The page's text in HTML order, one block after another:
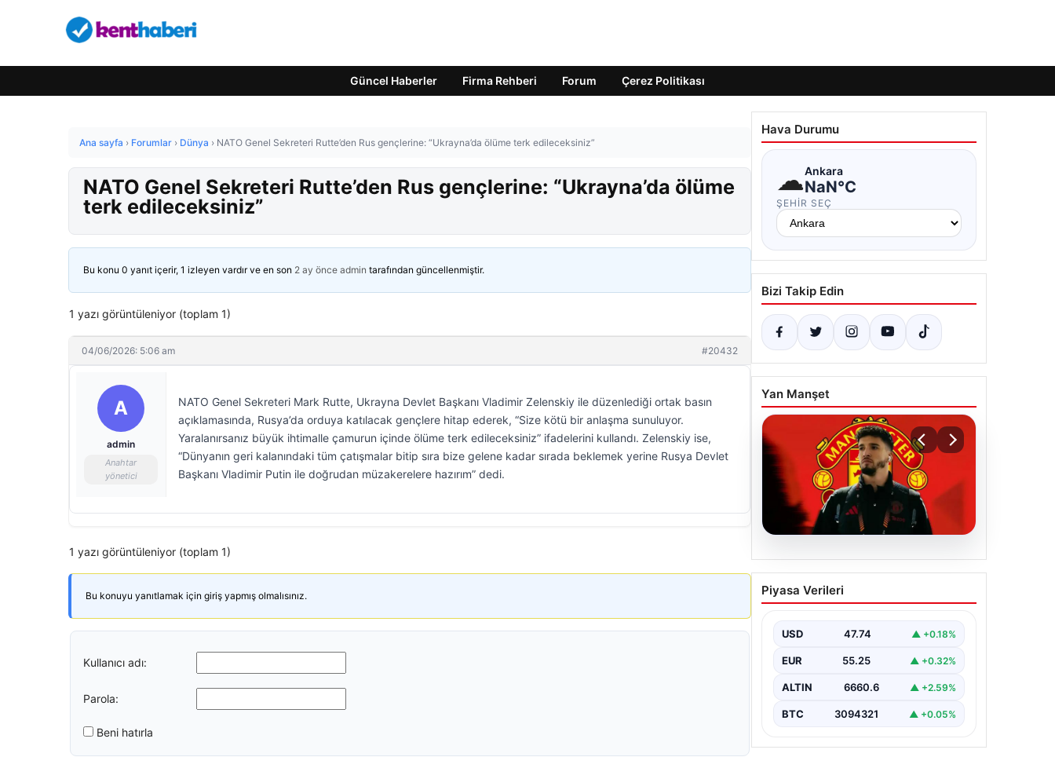
Güncel Haberler Firma Rehberi Forum Çerez Politikası
Ana sayfa › Forumlar › Dünya › NATO Genel Sekreteri Rutte’den Rus gençlerine: “Ukrayna’da ölüme terk edileceksiniz”
NATO Genel Sekreteri Rutte’den Rus gençlerine: “Ukrayna’da ölüme
terk edileceksiniz”
Bu konu 0 yanıt içerir, 1 izleyen vardır ve en son 2 ay önce admin tarafından güncellenmiştir.
1 yazı görüntüleniyor (toplam 1)
04/06/2026: 5:06 am #20432
A
admin
Anahtar
yönetici
NATO Genel Sekreteri Mark Rutte, Ukrayna Devlet Başkanı Vladimir Zelenskiy ile düzenlediği ortak basın
açıklamasında, Rusya’da orduya katılacak gençlere hitap ederek, “Size kötü bir anlaşma sunuluyor.
Yaralanırsanız büyük ihtimalle çamurun içinde ölüme terk edileceksiniz” ifadelerini kullandı. Zelenskiy ise,
“Dünyanın geri kalanındaki tüm çatışmalar bitip sıra bize gelene kadar sırada beklemek yerine Rusya Devlet
Başkanı Vladimir Putin ile doğrudan müzakerelere hazırım” dedi.
1 yazı görüntüleniyor (toplam 1)
Bu konuyu yanıtlamak için giriş yapmış olmalısınız.
Kullanıcı adı:
Parola:
Beni hatırla
Hava Durumu
☁Ankara
NaN°C
ŞEHIR SEÇ
Bizi Takip Edin
Yan Manşet
07.08.2026
Manchester United
resmen duyurdu! Altay
belli oldu
Piyasa Verileri
USD 47.74 ▲ +0.18%
EUR 55.25 ▲ +0.32%
ALTIN 6660.6 ▲ +2.59%
BTC 3094321 ▲ +0.05%